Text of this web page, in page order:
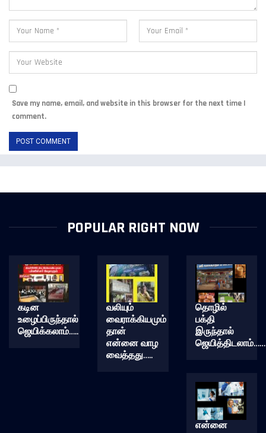
Save my name, email, and website in this browser for the next time I
comment.
POPULAR RIGHT NOW
கடின
உழைப்பிருந்தால்
ஜெயிக்கலாம்…..
வலியும்
வைராக்கியமும்
தான்
என்னை வாழ
வைத்தது…..
தொழில்
பக்தி
இருந்தால்
என்னை